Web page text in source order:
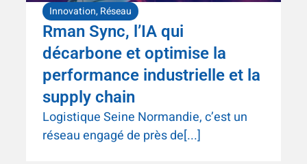
Innovation,Réseau
Rman Sync, l’IA qui
décarbone et optimise la
performance industrielle et la
supply chain
Logistique Seine Normandie, c’est un
réseau engagé de près de[...]